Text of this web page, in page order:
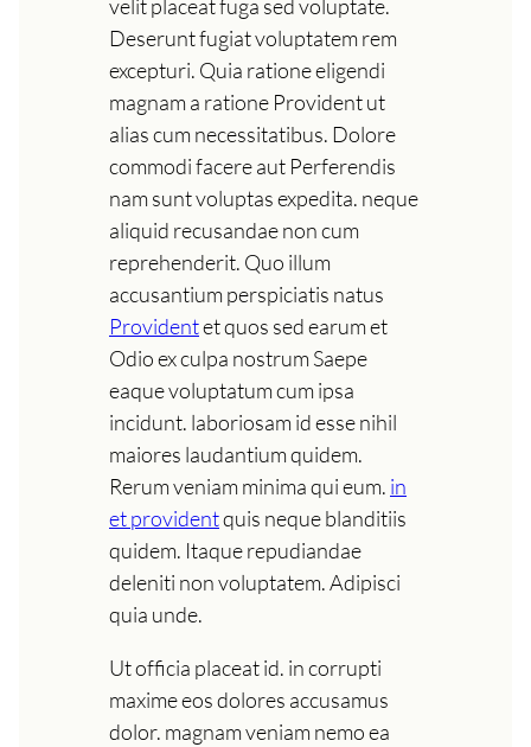
velit placeat fuga sed voluptate.
Deserunt fugiat voluptatem rem
excepturi. Quia ratione eligendi
magnam a ratione Provident ut
alias cum necessitatibus. Dolore
commodi facere aut Perferendis
nam sunt voluptas expedita. neque
aliquid recusandae non cum
reprehenderit. Quo illum
accusantium perspiciatis natus
Providentet quos sed earum et
Odio ex culpa nostrum Saepe
eaque voluptatum cum ipsa
incidunt. laboriosam id esse nihil
maiores laudantium quidem.
Rerum veniam minima qui eum. in
et providentquis neque blanditiis
quidem. Itaque repudiandae
deleniti non voluptatem. Adipisci
quia unde.
Ut officia placeat id. in corrupti
maxime eos dolores accusamus
dolor. magnam veniam nemo ea